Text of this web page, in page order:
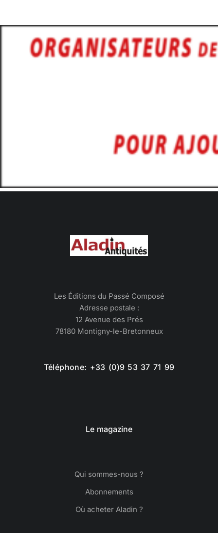
Les Éditions du Passé Composé
Adresse postale :
12 Avenue des Prés
78180 Montigny-le-Bretonneux
Téléphone: +33 (0)9 53 37 71 99
Le magazine
Qui sommes-nous ?
Abonnements
Où acheter Aladin ?